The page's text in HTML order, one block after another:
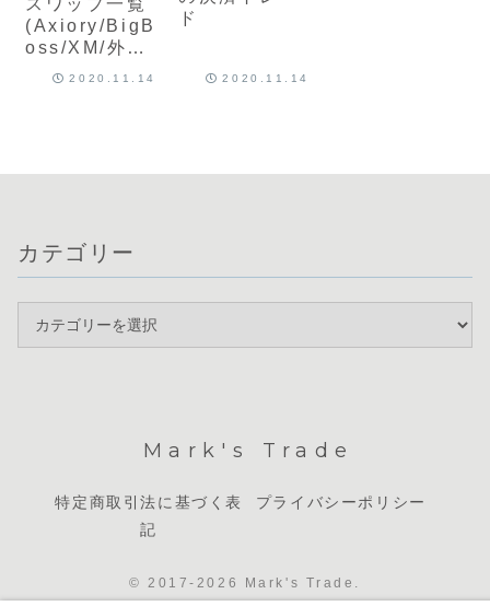
(Axiory/BigB
oss/XM/外為
ﾌｧｲﾈｽ2020.11.14
ド
2020.11.14
カテゴリー
Mark's Trade
特定商取引法に基づく表
記
プライバシーポリシー
© 2017-2026 Mark's Trade.